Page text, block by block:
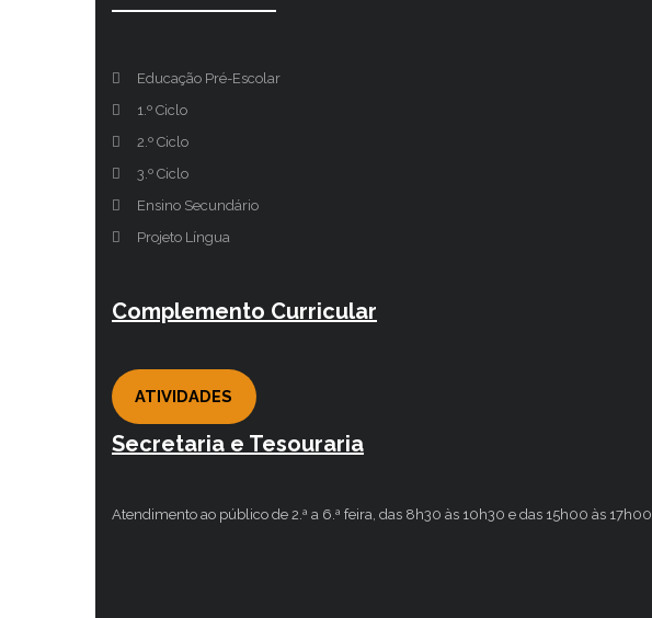
Educação Pré-Escolar
1.º Ciclo
2.º Ciclo
3.º Ciclo
Ensino Secundário
Projeto Língua
Complemento Curricular
ATIVIDADES
Secretaria e Tesouraria
Atendimento ao público de 2.ª a 6.ª feira, das 8h30 às 10h30 e das 15h00 às 17h00.